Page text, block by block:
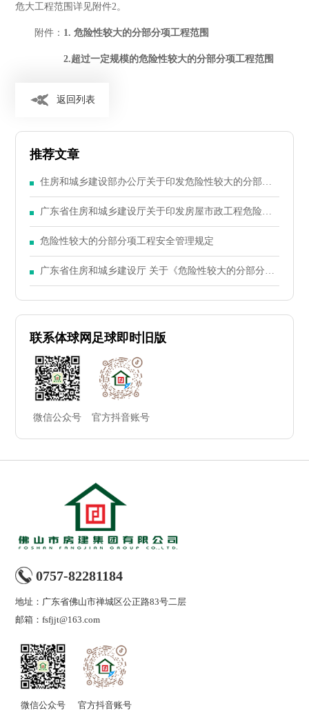
危大工程范围详见附件2。
附件： 1. 危险性较大的分部分项工程范围
附件：2.超过一定规模的危险性较大的分部分项工程范围
返回列表
推荐文章
住房和城乡建设部办公厅关于印发危险性较大的分部分
项工程专项施工方案编制指南的通知
广东省住房和城乡建设厅关于印发房屋市政工程危险性
较大的分部分项工程安全管理实施细则的通知
危险性较大的分部分项工程安全管理规定
广东省住房和城乡建设厅 关于《危险性较大的分部分项
工程安全管理办法》 的实施细则
联系体球网足球即时旧版
微信公众号 官方抖音账号
0757-82281184
地址：广东省佛山市禅城区公正路83号二层
邮箱：fsfjjt@163.com
微信公众号 官方抖音账号